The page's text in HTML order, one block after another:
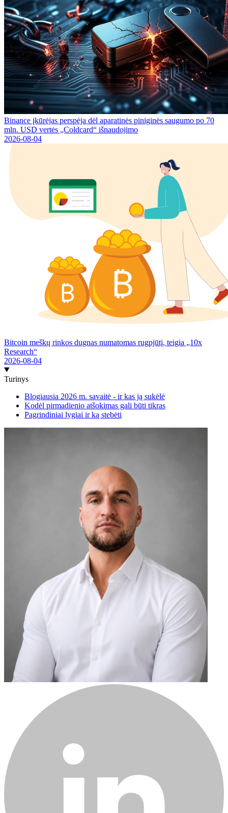
Binance įkūrėjas perspėja dėl aparatinės piniginės saugumo po 70
mln. USD vertės „Coldcard“ išnaudojimo
2026-08-04
Bitcoin meškų rinkos dugnas numatomas rugpjūtį, teigia „10x
Research“
2026-08-04
Turinys
Blogiausia 2026 m. savaitė - ir kas ją sukėlė
Kodėl pirmadienio atšokimas gali būti tikras
Pagrindiniai lygiai ir ką stebėti